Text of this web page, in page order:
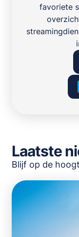
favoriete
Laatste
Blijf op de